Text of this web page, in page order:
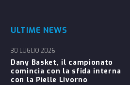
ULTIME NEWS
Dany Basket, il campionato
comincia con la sfida interna
con la Pielle Livorno
30 LUGLIO 2026